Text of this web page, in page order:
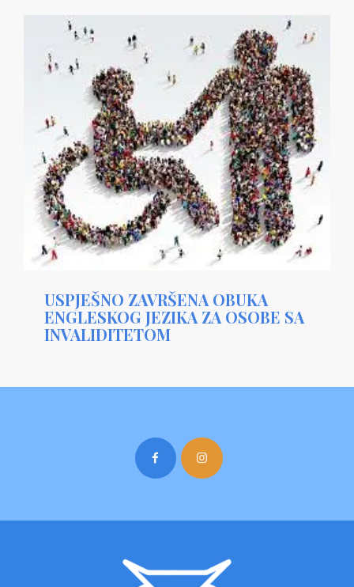
USPJEŠNO ZAVRŠENA OBUKA
ENGLESKOG JEZIKA ZA OSOBE SA
INVALIDITETOM